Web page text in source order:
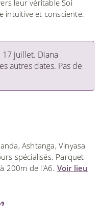
leur véritable Soi
intuitive et consciente.
juillet. Diana
autres dates. Pas de
Ashtanga, Vinyasa
spécialisés. Parquet
200m de l'A6. Voir lieu